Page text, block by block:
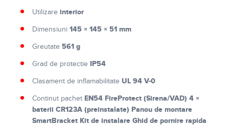
Utilizare interior
Dimensiuni 145 × 145 × 51 mm
Greutate 561 g
Grad de protectie IP54
Clasament de inflamabilitate UL 94 V-0
Continut pachet EN54 FireProtect (Sirena/VAD) 4 ×
baterii CR123A (preinstalate) Panou de montare
SmartBracket Kit de instalare Ghid de pornire rapida